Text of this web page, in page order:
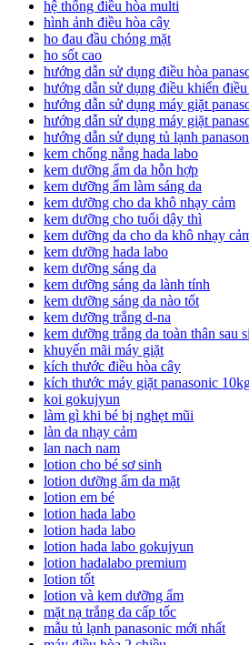
hệ thống điều hòa multi
hình ảnh điều hòa cây
ho đau đầu chóng mặt
ho sốt cao
hướng dẫn sử dụng điều hòa
hướng dẫn sử dụng điều khiển
hướng dẫn sử dụng máy giặt
hướng dẫn sử dụng máy giặt
hướng dẫn sử dụng tủ lạnh
kem chống nắng hada labo
kem dưỡng ẩm da hỗn hợp
kem dưỡng ẩm làm sáng da
kem dưỡng cho da khô nhạy cảm
kem dưỡng cho tuổi dậy thì
kem dưỡng da cho da khô nhạy
kem dưỡng hada labo
kem dưỡng sáng da
kem dưỡng sáng da lành tính
kem dưỡng sáng da nào tốt
kem dưỡng trắng d-na
kem dưỡng trắng da toàn thân sau
khuyến mãi máy giặt
kích thước điều hòa cây
kích thước máy giặt panasonic
koi gokujyun
làm gì khi bé bị nghẹt mũi
làn da nhạy cảm
lan nach nam
lotion cho bé sơ sinh
lotion dưỡng ẩm da mặt
lotion em bé
lotion hada labo
lotion hada labo
lotion hada labo gokujyun
lotion hadalabo premium
lotion tốt
lotion và kem dưỡng ẩm
mặt nạ trắng da cấp tốc
mẫu tủ lạnh panasonic mới nhất